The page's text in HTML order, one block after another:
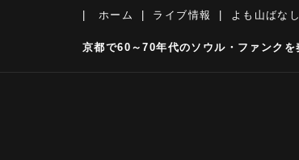
ホーム ライブ情報 よも山ばなし
京都で60～70年代のソウル・ファンク